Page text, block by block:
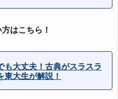
はこちら！
も大丈夫！古典がスラスラ
東大生が解説！